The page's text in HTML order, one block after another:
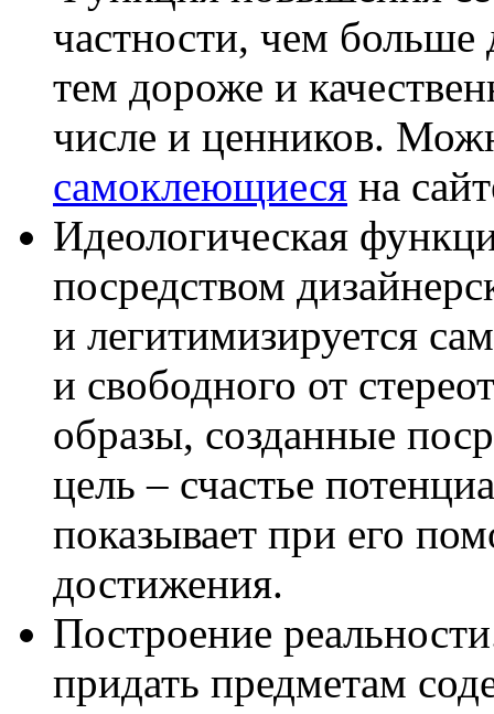
частности, чем
тем дороже и
числе и ценников.
самоклеющиеся на
Идеологическая
посредством
и легитимизируется
и свободного от
образы, созданные
цель – счастье
показывает при его
достижения.
Построение
придать предметам